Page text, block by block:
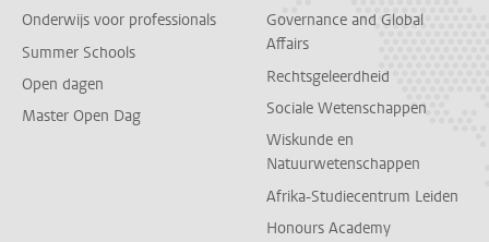
Onderwijs voor professionals
Summer Schools
Open dagen
Master Open Dag
Governance and Global
Affairs
Rechtsgeleerdheid
Sociale Wetenschappen
Wiskunde en
Natuurwetenschappen
Afrika-Studiecentrum Leiden
Honours Academy